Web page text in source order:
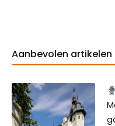
Aanbevolen artikelen